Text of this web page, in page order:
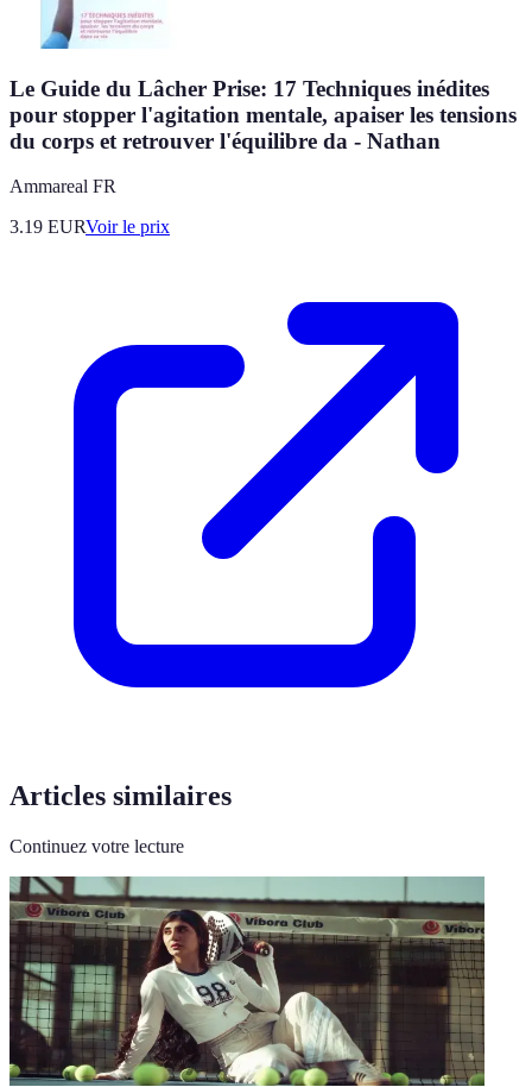
Le Guide du Lâcher Prise: 17 Techniques inédites
pour stopper l'agitation mentale, apaiser les tensions
du corps et retrouver l'équilibre da - Nathan
Ammareal FR
3.19 EURVoir le prix
Articles similaires
Continuez votre lecture